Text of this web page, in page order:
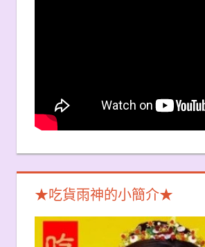
★吃貨雨神的小簡介★